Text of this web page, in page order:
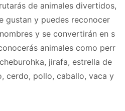
de animales divertidos,
gustan y puedes reconocer
y se convertirán en s
animales como perr
jirafa, estrella de
cerdo, pollo, caballo, vaca y